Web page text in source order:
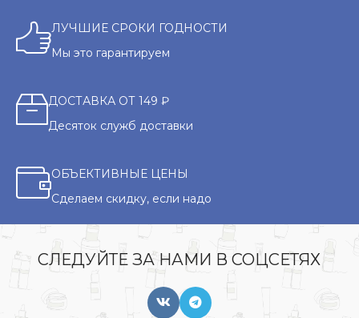
ЛУЧШИЕ СРОКИ ГОДНОСТИ
Мы это гарантируем
ДОСТАВКА ОТ 149 ₽
Десяток служб доставки
ОБЪЕКТИВНЫЕ ЦЕНЫ
Сделаем скидку, если надо
СЛЕДУЙТЕ ЗА НАМИ В СОЦСЕТЯХ